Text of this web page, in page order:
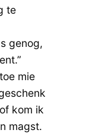
te
genog,
mie
kom ik
magst.